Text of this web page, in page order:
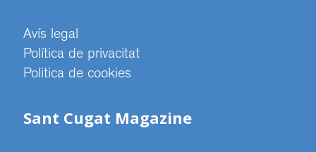
Avís legal
Política de privacitat
Politica de cookies
Sant Cugat Magazine